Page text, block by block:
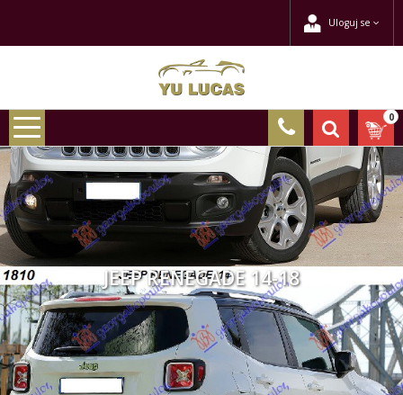
Uloguj se
0
JEEP RENEGADE 14-18